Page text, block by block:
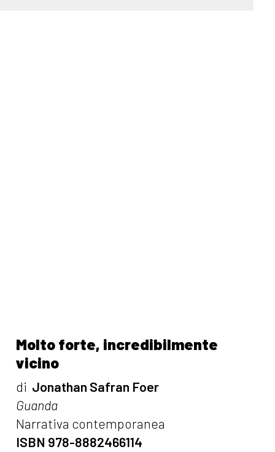
Molto forte, incredibilmente
vicino
di Jonathan Safran Foer
Guanda
Narrativa contemporanea
ISBN 978-8882466114